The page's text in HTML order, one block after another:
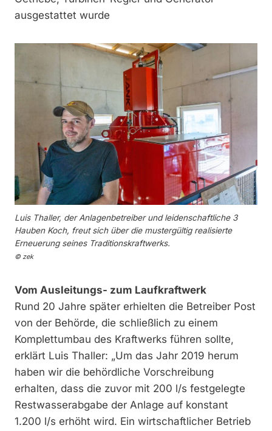
ausgestattet wurde
Luis Thaller, der Anlagenbetreiber und leidenschaftliche 3
Hauben Koch, freut sich über die mustergültig realisierte
Erneuerung seines Traditionskraftwerks.
© zek
Vom Ausleitungs- zum Laufkraftwerk
Rund 20 Jahre später erhielten die Betreiber Post
von der Behörde, die schließlich zu einem
Komplettumbau des Kraftwerks führen sollte,
erklärt Luis Thaller: „Um das Jahr 2019 herum
haben wir die behördliche Vorschreibung
erhalten, dass die zuvor mit 200 l/s festgelegte
Restwasserabgabe der Anlage auf konstant
1.200 l/s erhöht wird. Ein wirtschaftlicher Betrieb